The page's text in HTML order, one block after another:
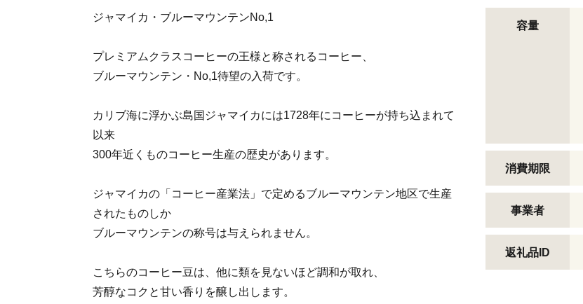
ジャマイカ・ブルーマウンテンNo,1
プレミアムクラスコーヒーの王様と称されるコーヒー、
ブルーマウンテン・No,1待望の入荷です。
カリブ海に浮かぶ島国ジャマイカには1728年にコーヒーが持ち込まれて
以来
300年近くものコーヒー生産の歴史があります。
ジャマイカの「コーヒー産業法」で定めるブルーマウンテン地区で生産
されたものしか
ブルーマウンテンの称号は与えられません。
こちらのコーヒー豆は、他に類を見ないほど調和が取れ、
芳醇なコクと甘い香りを醸し出します。
容量
消費期限
事業者
返礼品ID